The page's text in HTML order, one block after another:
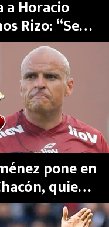
a Horacio
Rizo: “Se
de
pone en
quien